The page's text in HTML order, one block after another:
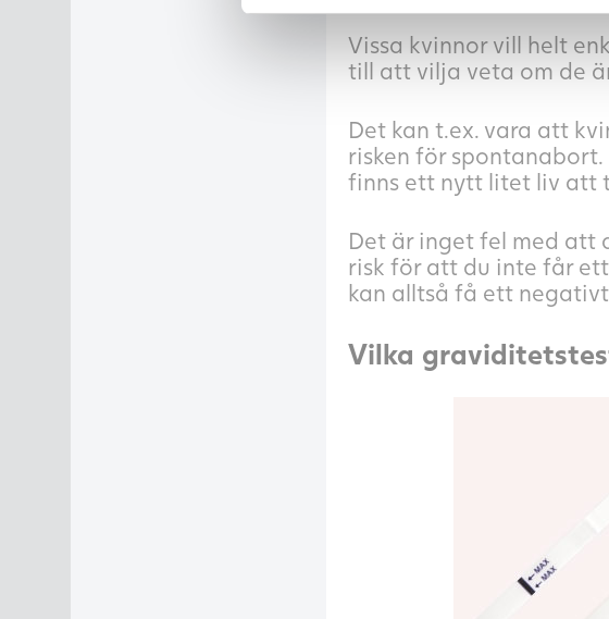
Vissa kvinnor vill helt
till att vilja veta om de
Det kan t.ex. vara att
risken för
finns ett nytt litet liv att
Det är inget fel med att
risk för att du inte får
kan alltså få ett
Vilka